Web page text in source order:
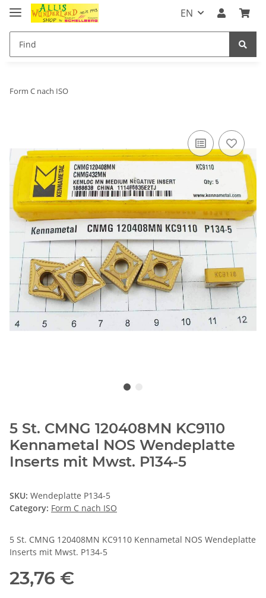
EN
Form C nach ISO
5 St. CMNG 120408MN KC9110
Kennametal NOS Wendeplatte
Inserts mit Mwst. P134-5
SKU: Wendeplatte P134-5
Category: Form C nach ISO
5 St. CMNG 120408MN KC9110 Kennametal NOS Wendeplatte
Inserts mit Mwst. P134-5
23,76 €